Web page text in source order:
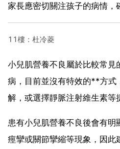
家長應密切關注孩子的病情，
11樓：杜冷菱
小兒肌營養不良屬於比較常見
病，目前並沒有特效的**方式
解，或選擇靜脈注射維生素等
患有小兒肌營養不良後會有明
痙攣或關節攣縮等現象，因此